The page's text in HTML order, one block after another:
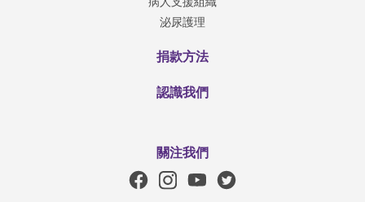
泌尿護理
捐款方法
認識我們
關注我們